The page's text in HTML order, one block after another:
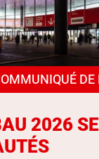
DE
2026